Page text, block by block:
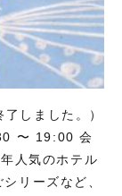
しました。）
〜 19:00 会
人気のホテル
リーズなど、